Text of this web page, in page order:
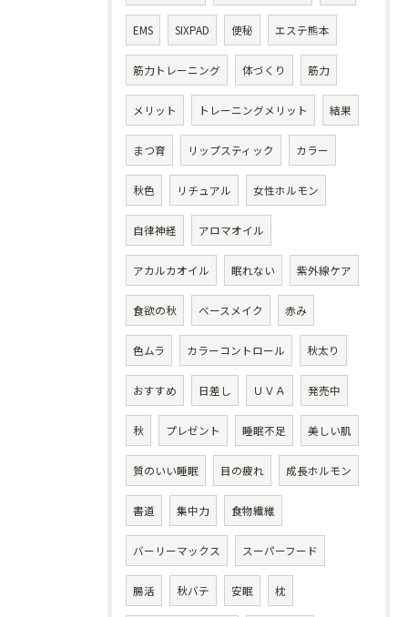
EMS SIXPAD 便秘 エステ熊本
筋力トレーニング 体づくり 筋力
メリット トレーニングメリット 結果
まつ育 リップスティック カラー
秋色 リチュアル 女性ホルモン
自律神経 アロマオイル
アカルカオイル 眠れない 紫外線ケア
食欲の秋 ベースメイク 赤み
色ムラ カラーコントロール 秋太り
おすすめ 日差し ＵＶＡ 発売中
秋 プレゼント 睡眠不足 美しい肌
質のいい睡眠 目の疲れ 成長ホルモン
書道 集中力 食物繊維
バーリーマックス スーパーフード
腸活 秋バテ 安眠 枕